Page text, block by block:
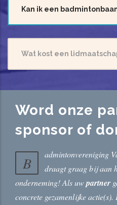
Kan ik een
Wat kost een
Word onze
sponsor of
B
admintonvereniging
draagt graag bij aan
onderneming! Als uwpartner
concrete gezamenlijke